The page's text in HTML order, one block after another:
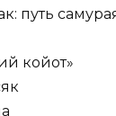
путь
койот»